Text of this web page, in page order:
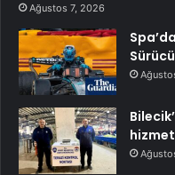
Ağustos 7, 2026